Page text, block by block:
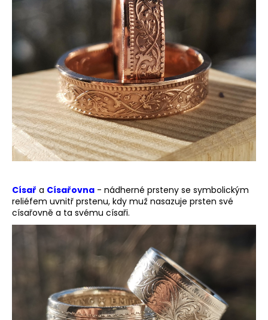
Císař a Císařovna - nádherné prsteny se symbolickým
reliéfem uvnitř prstenu, kdy muž nasazuje prsten své
císařovně a ta svému císaři.
p
o
č
u
j
e
m